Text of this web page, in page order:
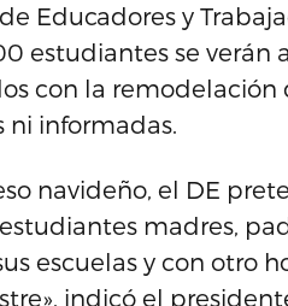
Educadores y
estudiantes se
con la
ni informadas.
navideño, el DE
madres,
escuelas y con otro
indicó el